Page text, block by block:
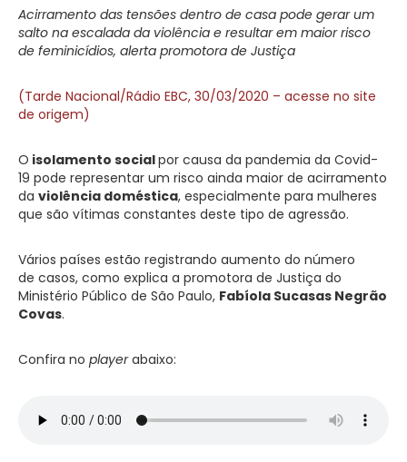
Acirramento das tensões dentro de casa pode gerar um
salto na escalada da violência e resultar em maior risco
de feminicídios, alerta promotora de Justiça
(Tarde Nacional/Rádio EBC, 30/03/2020 – acesse no site
de origem)
O isolamento socialpor causa da pandemia da Covid-
19 pode representar um risco ainda maior de acirramento
da violência doméstica, especialmente para mulheres
que são vítimas constantes deste tipo de agressão.
Vários países estão registrando aumento do número
de casos, como explica a promotora de Justiça do
Ministério Público de São Paulo, Fabíola Sucasas Negrão
Covas.
Confira no playerabaixo: